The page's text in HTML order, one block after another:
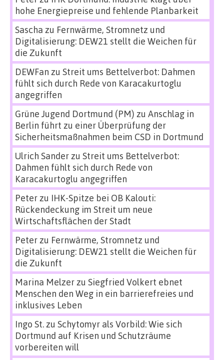
hohe Energiepreise und fehlende Planbarkeit
Sascha zu Fernwärme, Stromnetz und
Digitalisierung: DEW21 stellt die Weichen für
die Zukunft
DEWFan zu Streit ums Bettelverbot: Dahmen
fühlt sich durch Rede von Karacakurtoglu
angegriffen
Grüne Jugend Dortmund (PM) zu Anschlag in
Berlin führt zu einer Überprüfung der
Sicherheitsmaßnahmen beim CSD in Dortmund
Ulrich Sanderzu Streit ums Bettelverbot:
Dahmen fühlt sich durch Rede von
Karacakurtoglu angegriffen
Peterzu IHK-Spitze bei OB Kalouti:
Rückendeckung im Streit um neue
Wirtschaftsflächen der Stadt
Peterzu Fernwärme, Stromnetz und
Digitalisierung: DEW21 stellt die Weichen für
die Zukunft
Marina Melzerzu Siegfried Volkert ebnet
Menschen den Weg in ein barrierefreies und
inklusives Leben
Ingo St.zu Schytomyr als Vorbild: Wie sich
Dortmund auf Krisen und Schutzräume
vorbereiten will